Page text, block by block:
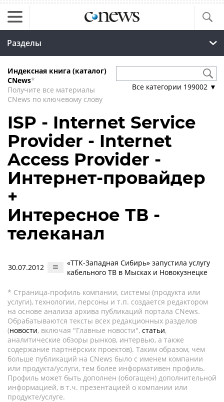
Разделы
Индексная книга (каталог)
CNews*
Получите все материалы
CNews по ключевому слову
Все категории 199002 ▼
ISP - Internet Service
Provider - Internet
Access Provider -
Интернет-провайдер
+
Интересное ТВ -
телеканал
30.07.2012
«ТТК-Западная Сибирь» запустила услугу
кабельного ТВ в Мысках и Новокузнецке
* Страница-профиль компании, системы (продукта или
услуги), технологии, персоны и т.п. создается редактором
на основе анализа архива публикаций портала CNews.
Обрабатываются тексты всех редакционных разделов
(новости, включая "Главные новости", статьи,
аналитические обзоры рынков, интервью, а также
содержание партнёрских проектов). Таким образом, чем
больше публикаций на CNews было с именем компании
или продукта/услуги, тем более информативен профиль.
Профиль может быть дополнен (обогащен) дополнительной
информацией, в т.ч. презентацией о компании или
продукте/услуге.